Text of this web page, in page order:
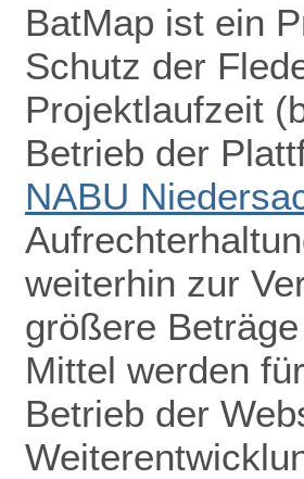
BatMap ist ein
Schutz der
Projektlaufzeit
Betrieb der
NABU
weiterhin zur
größere
Mittel werden
Betrieb der